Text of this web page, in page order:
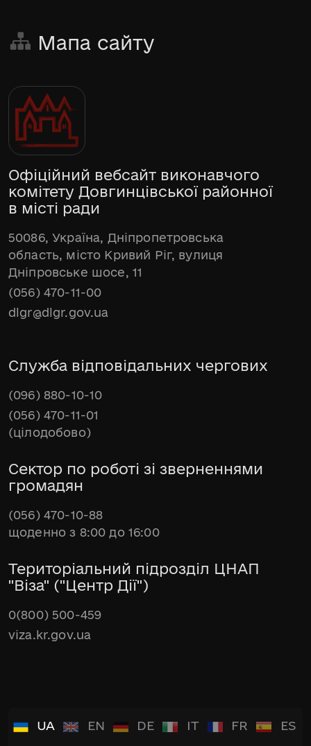
Мапа сайту
Офіційний вебсайт виконавчого
комітету Довгинцівської районної
в місті ради
50086, Україна, Дніпропетровська
область, місто Кривий Ріг, вулиця
Дніпровське шосе, 11
(056) 470-11-00
dlgr@dlgr.gov.ua
Служба відповідальних чергових
(096) 880-10-10
(056) 470-11-01
(цілодобово)
Сектор по роботі зі зверненнями
громадян
(056) 470-10-88
щоденно з 8:00 до 16:00
Територіальний підрозділ ЦНАП
"Віза" ("Центр Дії")
0(800) 500-459
viza.kr.gov.ua
UA EN DE IT FR ES